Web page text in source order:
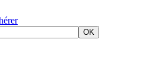
OK